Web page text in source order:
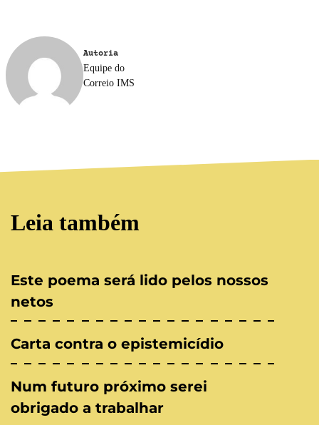
Autoria
Equipe do
Correio IMS
Leia também
Este poema será lido pelos nossos
netos
Carta contra o epistemicídio
Num futuro próximo serei
obrigado a trabalhar